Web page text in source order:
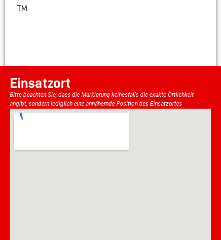
TM
Einsatzort
Bitte beachten Sie, dass die Markierung keinesfalls die exakte Örtlichkeit
angibt, sondern lediglich eine annähernde Position des Einsatzortes